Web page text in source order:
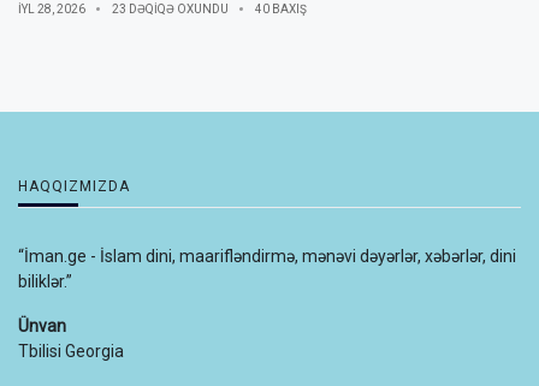
IYL 28, 2026 23 DƏQIQƏ OXUNDU 40 BAXIŞ
HAQQIZMIZDA
“İman.ge - İslam dini, maarifləndirmə, mənəvi dəyərlər, xəbərlər, dini
biliklər.”
Ünvan
Tbilisi Georgia